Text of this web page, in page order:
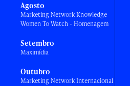
Agosto
Marketing Network Knowledge
Women To Watch - Homenagem
Setembro
Maximídia
Outubro
Marketing Network Internacional